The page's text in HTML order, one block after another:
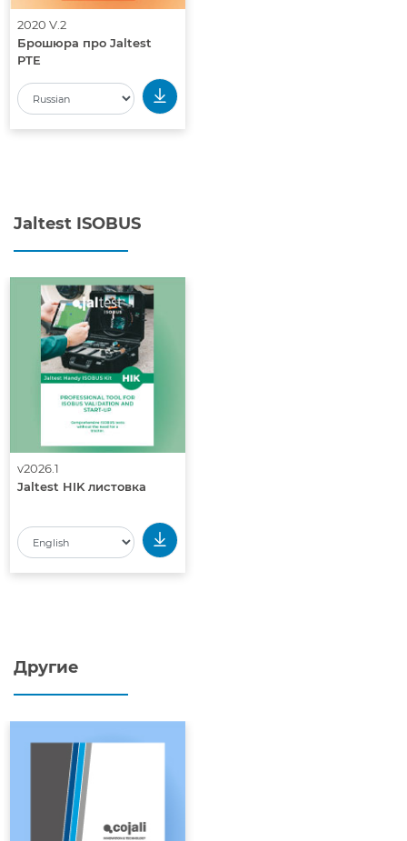
2020 V.2
Брошюра про Jaltest
PTE
Jaltest ISOBUS
v2026.1
Jaltest HIK листовка
Другие